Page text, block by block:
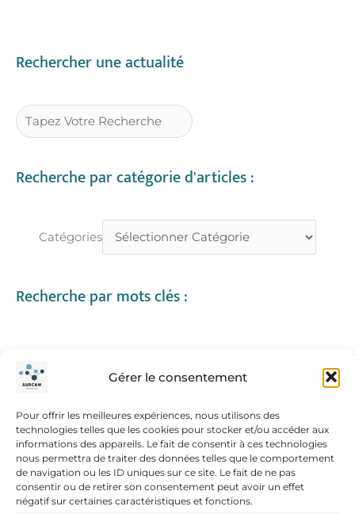
Gérer le consentement
Pour offrir les meilleures expériences, nous utilisons des
technologies telles que les cookies pour stocker et/ou accéder aux
informations des appareils. Le fait de consentir à ces technologies
nous permettra de traiter des données telles que le comportement
de navigation ou les ID uniques sur ce site. Le fait de ne pas
consentir ou de retirer son consentement peut avoir un effet
négatif sur certaines caractéristiques et fonctions.
Rechercher une actualité
R
C
H
R
Recherche par catégorie d'articles :
Catégories
Recherche par mots clés :
mise en pagetraitement de texte